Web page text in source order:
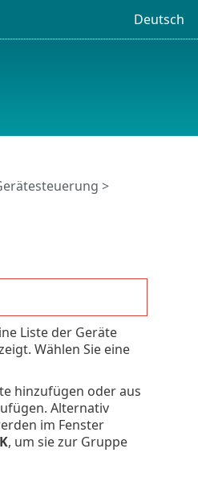
Deutsch
>
Liste der Geräte
Wählen Sie eine
hinzufügen oder aus
Alternativ
im Fenster
, um sie zur Gruppe